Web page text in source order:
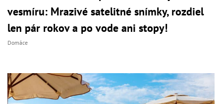
vesmíru: Mrazivé satelitné snímky, rozdiel
len pár rokov a po vode ani stopy!
Domáce